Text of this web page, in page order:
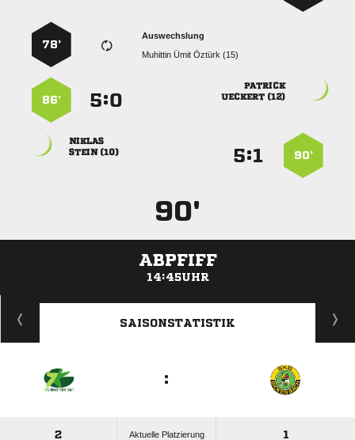
Auswechslung
   
78’

 
:
86’
90’
:

 
90'
ABPFIFF
14:45UHR
ANZEIGE
SAISONSTATISTIK
:
2 Aktuelle Platzierung 1